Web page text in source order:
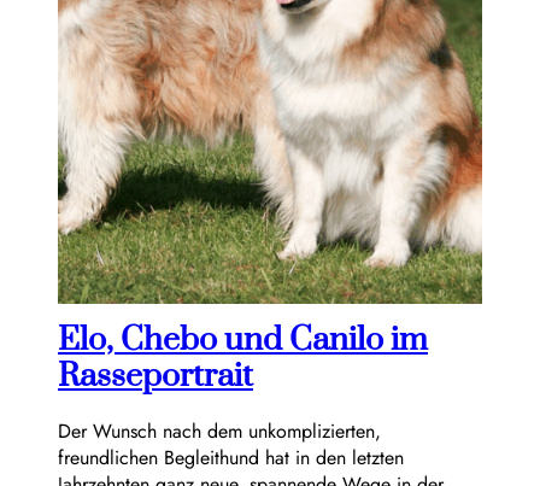
Elo, Chebo und Canilo im
Rasseportrait
Der Wunsch nach dem unkomplizierten,
freundlichen Begleithund hat in den letzten